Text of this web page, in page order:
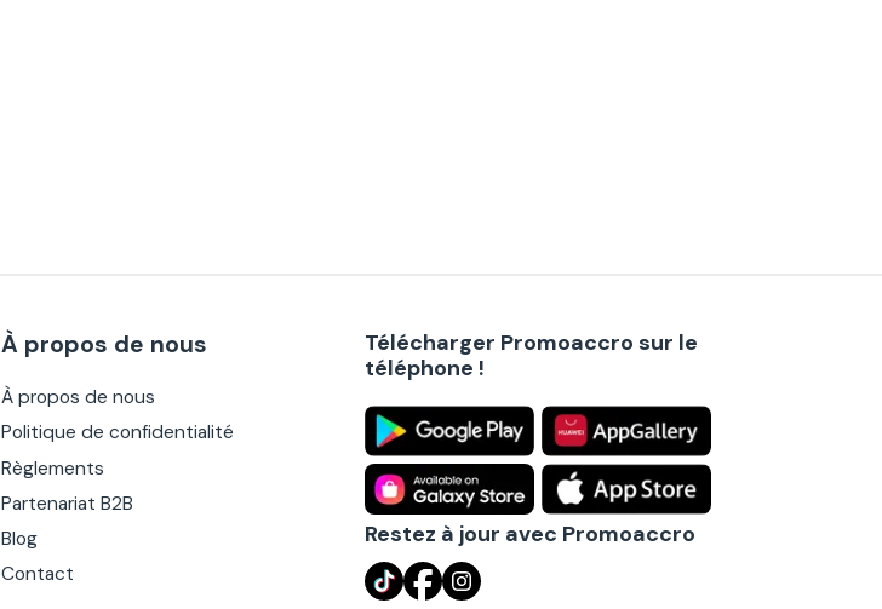
À propos de nous
À propos de nous
Politique de confidentialité
Règlements
Partenariat B2B
Blog
Contact
Télécharger Promoaccro sur le
téléphone !
Restez à jour avec Promoaccro